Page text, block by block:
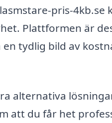
pris-4kb.se
Plattformen är
tydlig bild av
alternativa
att du får het